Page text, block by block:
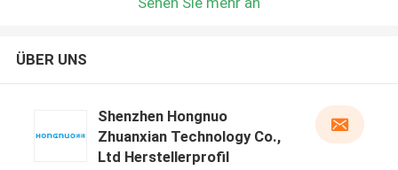
ÜBER UNS
Shenzhen Hongnuo
Zhuanxian Technology Co.,
Ltd Herstellerprofil